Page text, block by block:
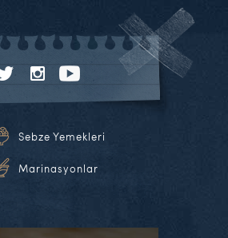
Sebze Yemekleri
Marinasyonlar